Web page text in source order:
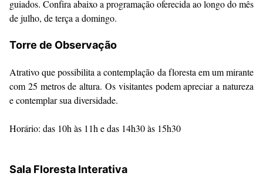
guiados. Confira abaixo a programação oferecida ao longo do mês
de julho, de terça a domingo.
Torre de Observação
Atrativo que possibilita a contemplação da floresta em um mirante
com 25 metros de altura. Os visitantes podem apreciar a natureza
e contemplar sua diversidade.
Horário: das 10h às 11h e das 14h30 às 15h30
Sala Floresta Interativa